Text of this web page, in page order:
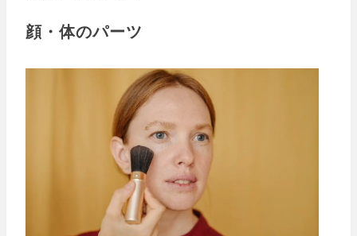
顔・体のパーツ